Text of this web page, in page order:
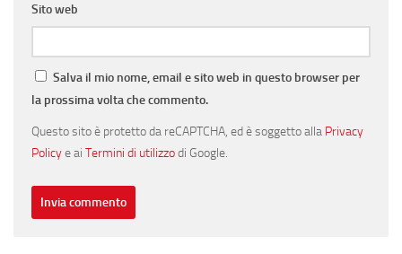
Sito web
Salva il mio nome, email e sito web in questo browser per
la prossima volta che commento.
Questo sito è protetto da reCAPTCHA, ed è soggetto alla Privacy
Policye ai Termini di utilizzodi Google.